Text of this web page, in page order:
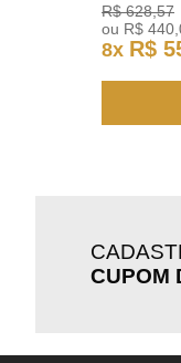
R$ 628,57
ou R$ 440 ,
8x R$
CUPOM